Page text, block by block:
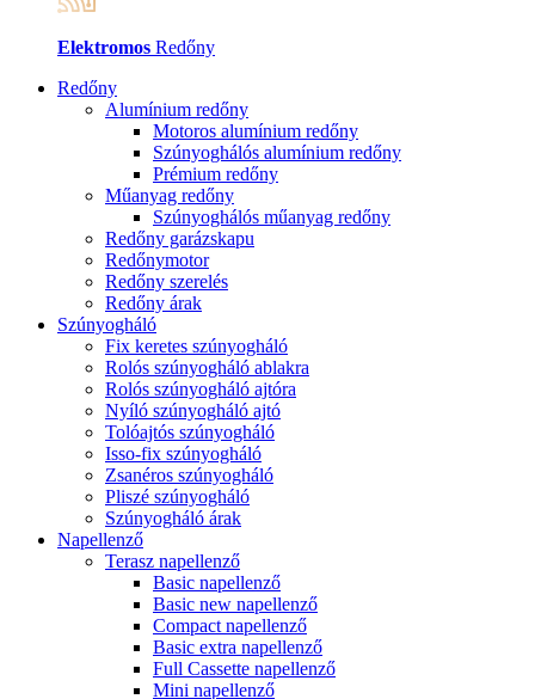
Elektromos Redőny
Redőny
Alumínium redőny
Motoros alumínium redőny
Szúnyoghálós alumínium redőny
Prémium redőny
Műanyag redőny
Szúnyoghálós műanyag redőny
Redőny garázskapu
Redőnymotor
Redőny szerelés
Redőny árak
Szúnyogháló
Fix keretes szúnyogháló
Rolós szúnyogháló ablakra
Rolós szúnyogháló ajtóra
Nyíló szúnyogháló ajtó
Tolóajtós szúnyogháló
Isso-fix szúnyogháló
Zsanéros szúnyogháló
Pliszé szúnyogháló
Szúnyogháló árak
Napellenző
Terasz napellenző
Basic napellenző
Basic new napellenző
Compact napellenző
Basic extra napellenző
Full Cassette napellenző
Mini napellenző